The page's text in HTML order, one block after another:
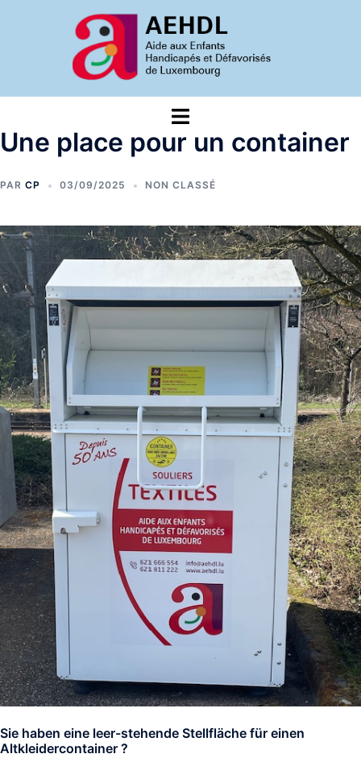
Ouvrir/fermer
menu
Une place pour un container
PAR CP 03/09/2025 NON CLASSÉ
Sie haben eine leer-stehende Stellfläche für einen
Altkleidercontainer ?